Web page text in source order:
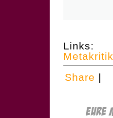
Links:
Metakritik
Share |